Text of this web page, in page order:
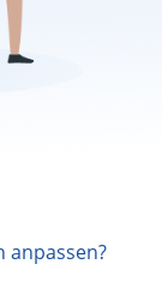
anpassen?